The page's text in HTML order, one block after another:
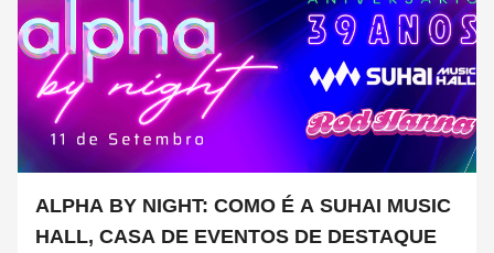
ALPHA BY NIGHT: COMO É A SUHAI MUSIC
HALL, CASA DE EVENTOS DE DESTAQUE